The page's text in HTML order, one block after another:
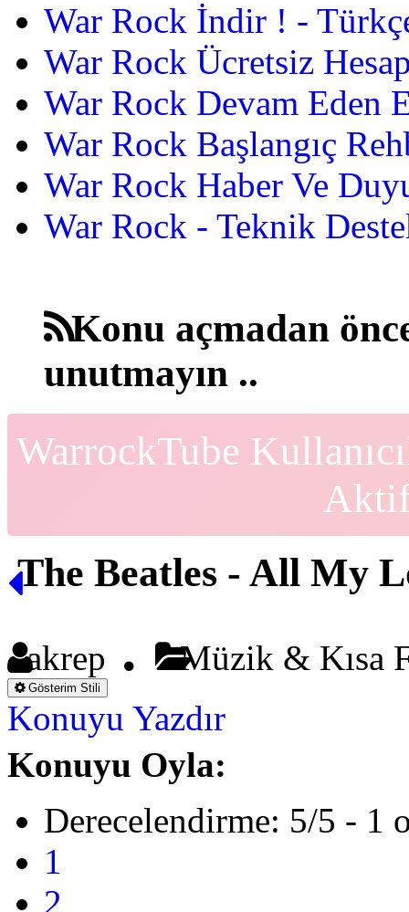
War Rock İndir ! -
War Rock Ücretsiz
War Rock Devam Eden
War Rock Başlangıç
War Rock Haber Ve
War Rock - Teknik
Konu açmadan
unutmayın ..
WarrockTube
The Beatles - All My
akrep Müzik & Kısa
Gösterim Stili
Konuyu Yazdır
Konuyu Oyla:
Derecelendirme: 5/5 - 1
1
2